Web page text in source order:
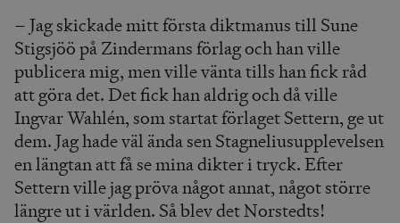
– Jag skickade mitt första diktmanus till Sune
Stigsjöö på Zindermans förlag och han ville
publicera mig, men ville vänta tills han fick råd
att göra det. Det fick han aldrig och då ville
Ingvar Wahlén, som startat förlaget Settern, ge ut
dem. Jag hade väl ända sen Stagneliusupplevelsen
en längtan att få se mina dikter i tryck. Efter
Settern ville jag pröva något annat, något större
längre ut i världen. Så blev det Norstedts!